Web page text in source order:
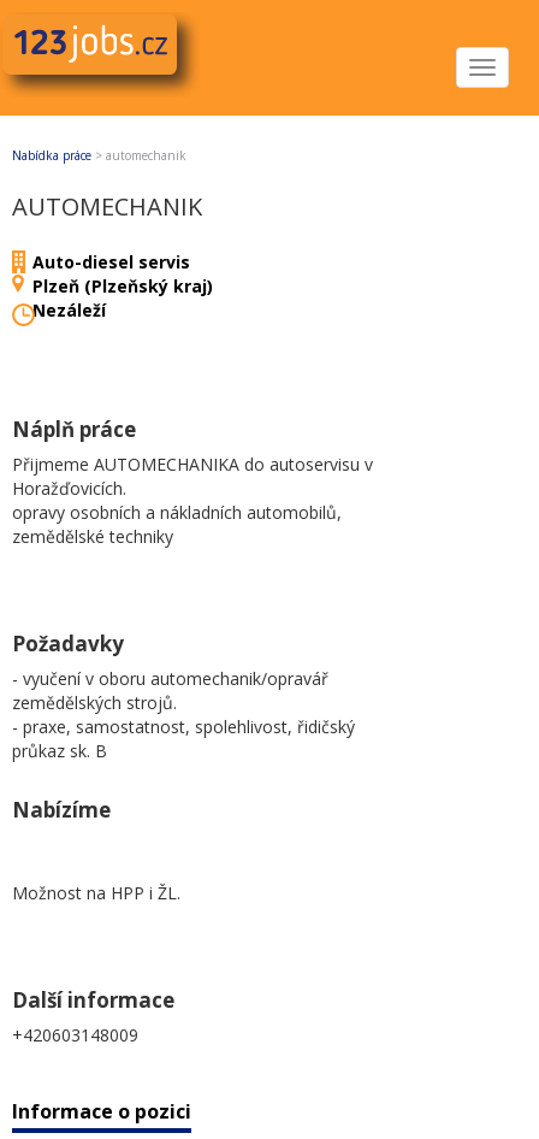
Toggle
Nabídka práce > automechanik
AUTOMECHANIK
Auto-diesel servis
Plzeň (Plzeňský kraj)
Nezáleží
Náplň práce
Přijmeme AUTOMECHANIKA do autoservisu v
Horažďovicích.
opravy osobních a nákladních automobilů,
zemědělské techniky
Požadavky
- vyučení v oboru automechanik/opravář
zemědělských strojů.
- praxe, samostatnost, spolehlivost, řidičský
průkaz sk. B
Nabízíme
Možnost na HPP i ŽL.
Další informace
+420603148009
Informace o pozici